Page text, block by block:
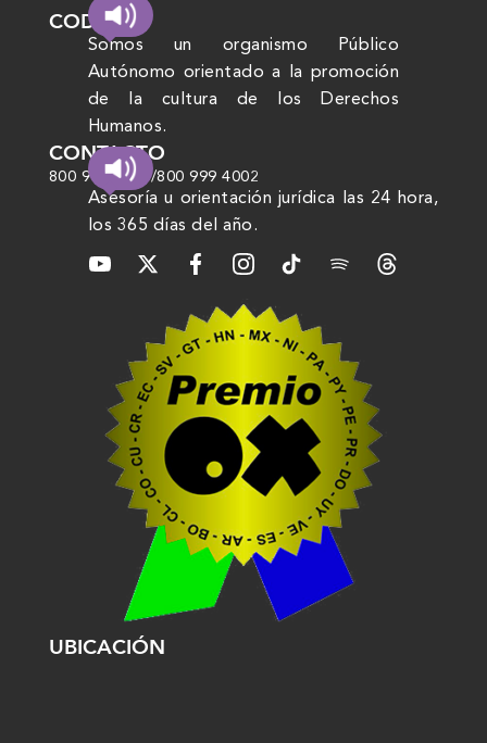
CODHEM
Somos un organismo Público
Autónomo orientado a la promoción
de la cultura de los Derechos
Humanos.
CONTACTO
800 999 4000/800 999 4002
Asesoría u orientación jurídica las 24 hora,
los 365 días del año.
UBICACIÓN